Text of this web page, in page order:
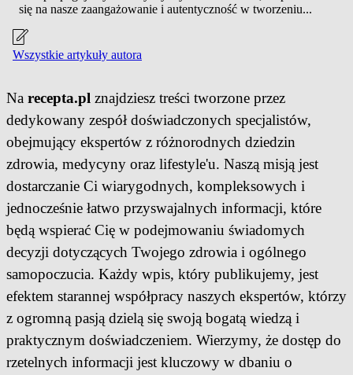
się na nasze zaangażowanie i autentyczność w tworzeniu...
Wszystkie artykuły autora
Na recepta.pl znajdziesz treści tworzone przez
dedykowany zespół doświadczonych specjalistów,
obejmujący ekspertów z różnorodnych dziedzin
zdrowia, medycyny oraz lifestyle'u. Naszą misją jest
dostarczanie Ci wiarygodnych, kompleksowych i
jednocześnie łatwo przyswajalnych informacji, które
będą wspierać Cię w podejmowaniu świadomych
decyzji dotyczących Twojego zdrowia i ogólnego
samopoczucia. Każdy wpis, który publikujemy, jest
efektem starannej współpracy naszych ekspertów, którzy
z ogromną pasją dzielą się swoją bogatą wiedzą i
praktycznym doświadczeniem. Wierzymy, że dostęp do
rzetelnych informacji jest kluczowy w dbaniu o